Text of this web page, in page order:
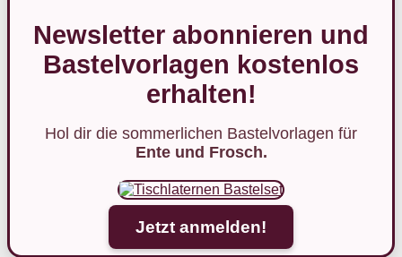
Newsletter abonnieren und
Bastelvorlagen kostenlos
erhalten!
Hol dir die sommerlichen Bastelvorlagen für
Ente und Frosch.
Jetzt anmelden!